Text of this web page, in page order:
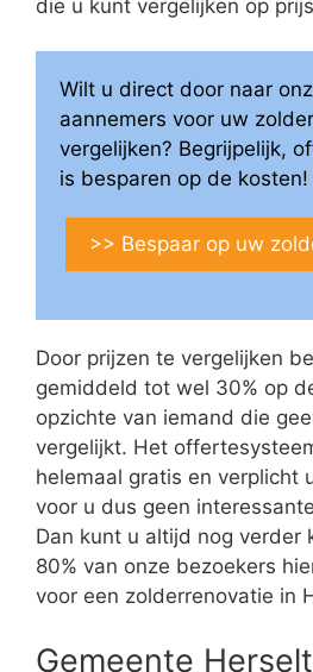
die u kunt vergelijken op
Wilt u direct door naar
aannemers voor uw
vergelijken? Begrijpelijk,
is besparen op de kosten!
>> Bespaar op uw
Door prijzen te vergelijken
gemiddeld tot wel 30% op
opzichte van iemand die
vergelijkt. Het
helemaal gratis en verplicht
voor u dus geen
Dan kunt u altijd nog verder
80% van onze bezoekers
voor een zolderrenovatie in
Gemeente Herselt